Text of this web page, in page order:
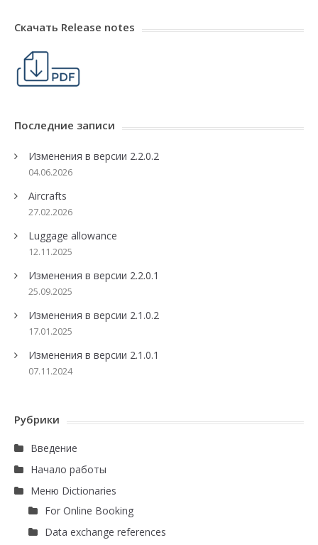
Скачать Release notes
Последние записи
Изменения в версии 2.2.0.2
04.06.2026
Aircrafts
27.02.2026
Luggage allowance
12.11.2025
Изменения в версии 2.2.0.1
25.09.2025
Изменения в версии 2.1.0.2
17.01.2025
Изменения в версии 2.1.0.1
07.11.2024
Рубрики
Введение
Начало работы
Меню Dictionaries
For Online Booking
Data exchange references